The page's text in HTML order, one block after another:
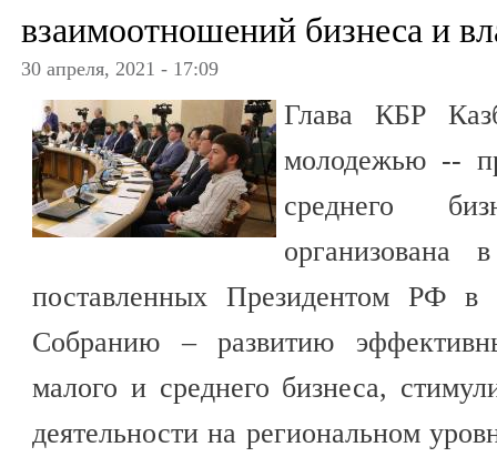
взаимоотношений бизнеса и
30 апреля, 2021 - 17:09
Глава КБР
молодежью --
среднего
организована
поставленных Президентом РФ в
Собранию – развитию
малого и среднего бизнеса,
деятельности на региональном